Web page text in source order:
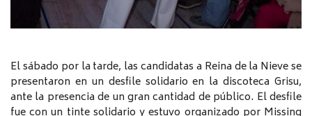
El sábado por la tarde, las candidatas a Reina de la Nieve se
presentaron en un desfile solidario en la discoteca Grisu,
ante la presencia de un gran cantidad de público. El desfile